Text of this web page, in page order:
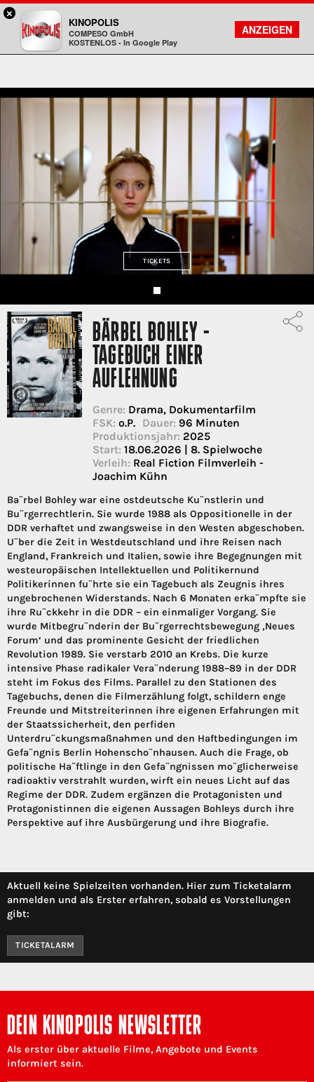
Kinopolis
FILMSUCHE
KONTO
TICKETS
BÄRBEL BOHLEY -
TAGEBUCH EINER
AUFLEHNUNG
Genre: Drama, Dokumentarfilm
FSK: o.P. Dauer: 96 Minuten
Produktionsjahr: 2025
Start: 18.06.2026 | 8. Spielwoche
Verleih: Real Fiction Filmverleih -
Joachim Kühn
Ba¨rbel Bohley war eine ostdeutsche Ku¨nstlerin und
Bu¨rgerrechtlerin. Sie wurde 1988 als Oppositionelle in der
DDR verhaftet und zwangsweise in den Westen abge­schoben.
U¨ber die Zeit in Westdeutschland und ihre Reisen nach
England, Frankreich und Italien, sowie ihre Begegnungen mit
westeuropäischen Intellektuellen und Politikernund
Politikerinnen fu¨hrte sie ein Tagebuch als Zeugnis ihres
ungebrochenen Widerstands. Nach 6 Monaten erka¨mpfte sie
ihre Ru¨ckkehr in die DDR – ein einmaliger Vorgang. Sie
wurde Mitbegru¨nderin der Bu¨rger­rechtsbewegung ‚Neues
Forum‘ und das prominente Gesicht der friedlichen
Revolution 1989. Sie verstarb 2010 an Krebs. Die kurze
intensive Phase radikaler Vera¨nderung 1988–89 in der DDR
steht im Fokus des Films. Parallel zu den Stationen des
Tagebuchs, denen die Filmerzählung folgt, schildern enge
Freunde und Mitstreiterinnen ihre eigenen Erfahrungen mit
der Staatssicherheit, den perfiden
Unterdru¨ckungsmaßnahmen und den Haftbedingungen im
Gefa¨ngnis Berlin­ Hohenscho¨nhausen. Auch die Frage, ob
politische Ha¨ftlinge in den Gefa¨ngnissen mo¨glicherwei­se
radioaktiv verstrahlt wurden, wirft ein neues Licht auf das
Regime der DDR. Zudem ergänzen die Protagonisten und
Protagonistinnen die eigenen Aussagen Bohleys durch ihre
Perspektive auf ihre Ausbürgerung und ihre Biografie.
Aktuell keine Spielzeiten vorhanden. Hier zum Ticketalarm
anmelden und als Erster erfahren, sobald es Vorstellungen
gibt:
TICKETALARM
DEIN KINOPOLIS NEWSLETTER
Als erster über aktuelle Filme, Angebote und Events
informiert sein.
×
KINOPOLIS
COMPESO GmbH
KOSTENLOS - In Google Play
ANZEIGEN